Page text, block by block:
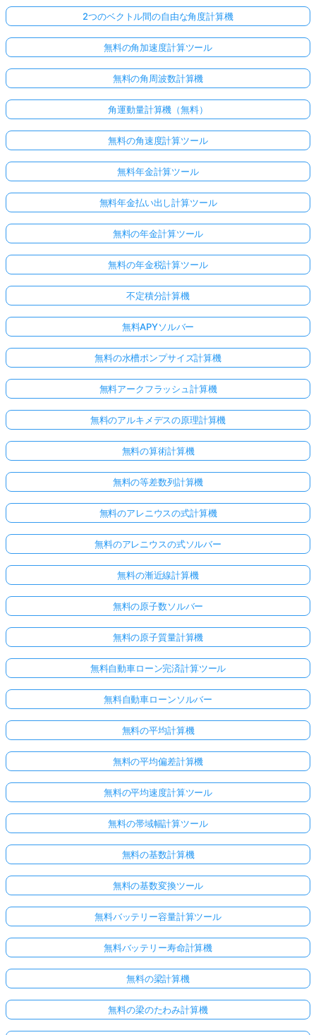
ま
質
が
2つのベクトル間の自由な角度計算機
無料の角加速度計算ツール
無料の角周波数計算機
角運動量計算機（無料）
無料の角速度計算ツール
無料年金計算ツール
無料年金払い出し計算ツール
無料の年金計算ツール
無料の年金税計算ツール
不定積分計算機
無料APYソルバー
無料の水槽ポンプサイズ計算機
無料アークフラッシュ計算機
無料のアルキメデスの原理計算機
無料の算術計算機
無料の等差数列計算機
無料のアレニウスの式計算機
無料のアレニウスの式ソルバー
無料の漸近線計算機
無料の原子数ソルバー
無料の原子質量計算機
無料自動車ローン完済計算ツール
無料自動車ローンソルバー
無料の平均計算機
無料の平均偏差計算機
無料の平均速度計算ツール
無料の帯域幅計算ツール
無料の基数計算機
無料の基数変換ツール
無料バッテリー容量計算ツール
無料バッテリー寿命計算機
無料の梁計算機
無料の梁のたわみ計算機